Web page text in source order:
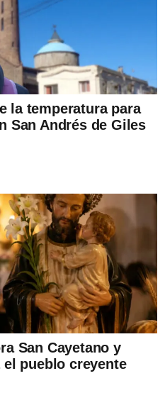
la temperatura para
San Andrés de Giles
San Cayetano y
pueblo creyente